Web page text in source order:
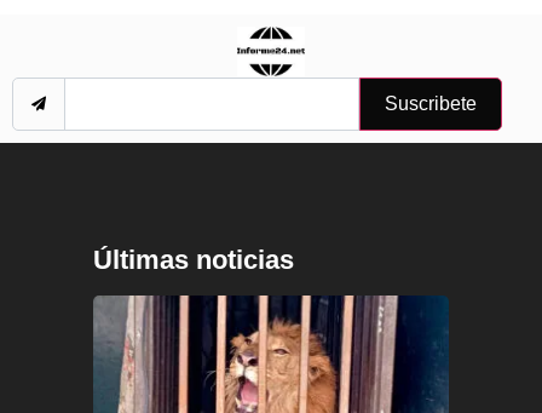
Suscribete
Últimas noticias